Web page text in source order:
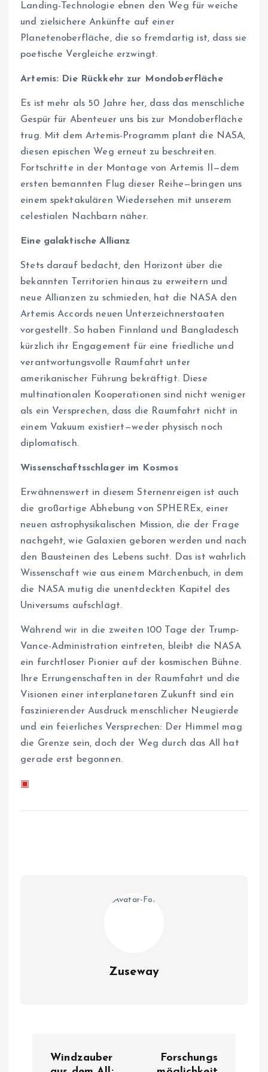
Landing-Technologie ebnen den Weg für weiche
und zielsichere Ankünfte auf einer
Planetenoberfläche, die so fremdartig ist, dass sie
poetische Vergleiche erzwingt.
Artemis: Die Rückkehr zur Mondoberfläche
Es ist mehr als 50 Jahre her, dass das menschliche
Gespür für Abenteuer uns bis zur Mondoberfläche
trug. Mit dem Artemis-Programm plant die NASA,
diesen epischen Weg erneut zu beschreiten.
Fortschritte in der Montage von Artemis II—dem
ersten bemannten Flug dieser Reihe—bringen uns
einem spektakulären Wiedersehen mit unserem
celestialen Nachbarn näher.
Eine galaktische Allianz
Stets darauf bedacht, den Horizont über die
bekannten Territorien hinaus zu erweitern und
neue Allianzen zu schmieden, hat die NASA den
Artemis Accords neuen Unterzeichnerstaaten
vorgestellt. So haben Finnland und Bangladesch
kürzlich ihr Engagement für eine friedliche und
verantwortungsvolle Raumfahrt unter
amerikanischer Führung bekräftigt. Diese
multinationalen Kooperationen sind nicht weniger
als ein Versprechen, dass die Raumfahrt nicht in
einem Vakuum existiert—weder physisch noch
diplomatisch.
Wissenschaftsschlager im Kosmos
Erwähnenswert in diesem Sternenreigen ist auch
die großartige Abhebung von SPHEREx, einer
neuen astrophysikalischen Mission, die der Frage
nachgeht, wie Galaxien geboren werden und nach
den Bausteinen des Lebens sucht. Das ist wahrlich
Wissenschaft wie aus einem Märchenbuch, in dem
die NASA mutig die unentdeckten Kapitel des
Universums aufschlägt.
Während wir in die zweiten 100 Tage der Trump-
Vance-Administration eintreten, bleibt die NASA
ein furchtloser Pionier auf der kosmischen Bühne.
Ihre Errungenschaften in der Raumfahrt und die
Visionen einer interplanetaren Zukunft sind ein
faszinierender Ausdruck menschlicher Neugierde
und ein feierliches Versprechen: Der Himmel mag
die Grenze sein, doch der Weg durch das All hat
gerade erst begonnen.
▣
Zuseway
Windzauber
Forschungs